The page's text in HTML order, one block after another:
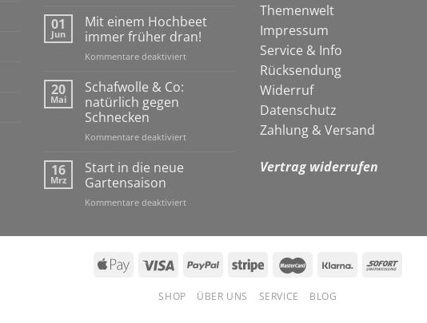
Igelhaus
den
Winter
01
Jun
Mit einem Hochbeet
immer früher dran!
Kommentare deaktiviertfür
dran!
20
Mai
Schafwolle & Co:
natürlich gegen
Schnecken
Kommentare deaktiviertfür
gegen
16
Mrz
Start in die neue
Gartensaison
Kommentare deaktiviertfür
Gartensaison
Themenwelt
Impressum
Service & Info
Rücksendung
Widerruf
Datenschutz
Zahlung & Versand
Vertrag widerrufen
SHOP ÜBER UNS SERVICE BLOG